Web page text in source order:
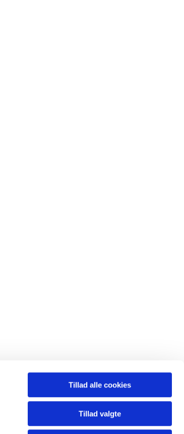
Tillad alle cookies
Tillad valgte